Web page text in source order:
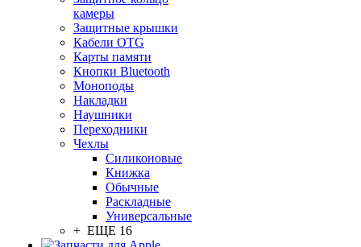
камеры
Защитные крышки
Кабели OTG
Карты памяти
Кнопки Bluetooth
Моноподы
Накладки
Наушники
Переходники
Чехлы
Силиконовые
Книжка
Обычные
Раскладные
Универсальные
+ ЕЩЕ 16